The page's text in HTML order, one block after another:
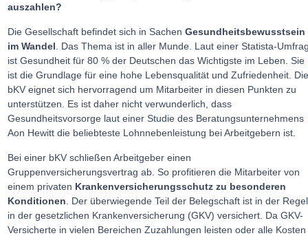
auszahlen?
Die Gesellschaft befindet sich in SachenGesundheitsbewusstsein
im Wandel . Das Thema ist in aller Munde. Laut einer Statista-
ist Gesundheit für 80 % der Deutschen das Wichtigste im Leben. Sie
ist die Grundlage für eine hohe Lebensqualität und Zufriedenheit.
bKV eignet sich hervorragend um Mitarbeiter in diesen Punkten zu
unterstützen. Es ist daher nicht verwunderlich, dass
Gesundheitsvorsorge laut einer Studie des Beratungsunternehmens
Aon Hewitt die beliebteste Lohnnebenleistung bei Arbeitgebern ist.
Bei einer bKV schließen Arbeitgeber einen
Gruppenversicherungsvertrag ab. So profitieren die Mitarbeiter von
einem privaten Krankenversicherungsschutz zu besonderen
Konditionen . Der überwiegende Teil der Belegschaft ist in der Regel
in der gesetzlichen Krankenversicherung (GKV) versichert. Da GKV-
Versicherte in vielen Bereichen Zuzahlungen leisten oder alle Kosten